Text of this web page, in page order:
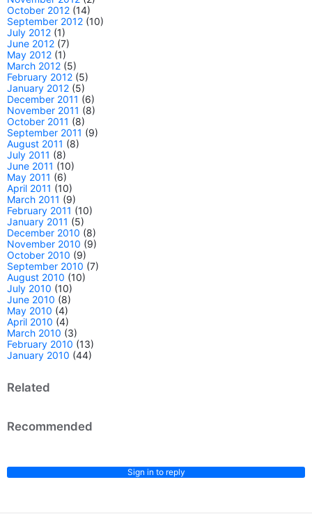
October 2012 (14)
September 2012 (10)
July 2012 (1)
June 2012 (7)
May 2012 (1)
March 2012 (5)
February 2012 (5)
January 2012 (5)
December 2011 (6)
November 2011 (8)
October 2011 (8)
September 2011 (9)
August 2011 (8)
July 2011 (8)
June 2011 (10)
May 2011 (6)
April 2011 (10)
March 2011 (9)
February 2011 (10)
January 2011 (5)
December 2010 (8)
November 2010 (9)
October 2010 (9)
September 2010 (7)
August 2010 (10)
July 2010 (10)
June 2010 (8)
May 2010 (4)
April 2010 (4)
March 2010 (3)
February 2010 (13)
January 2010 (44)
Related
Recommended
Sign in to reply